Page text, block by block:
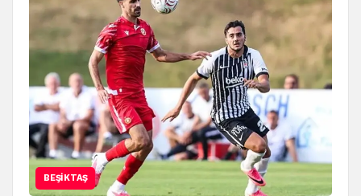
BEŞIKTAŞ